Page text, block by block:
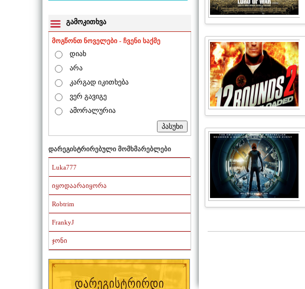
გამოკითხვა
მოგწონთ ნოველები - ჩვენი საქმე
დიახ
არა
კარგად იკითხება
ვერ გავიგე
ამორალურია
დარეგისტრირებული მომხმარებლები
Luka777
იყოდაარაიყორა
Robtrim
FrankyJ
ჯონი